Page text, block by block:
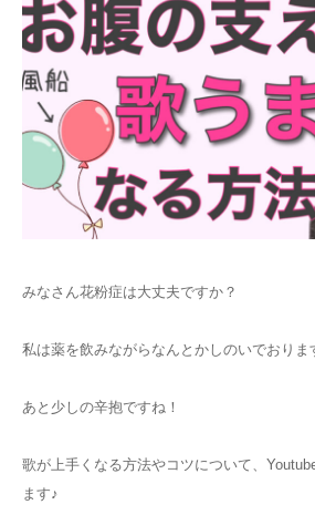
みなさん花粉症は大丈夫ですか？
私は薬を飲みながらなんとかしのいでおりま
あと少しの辛抱ですね！
歌が上手くなる方法やコツについて、
ます♪
Blog
Information
Contact